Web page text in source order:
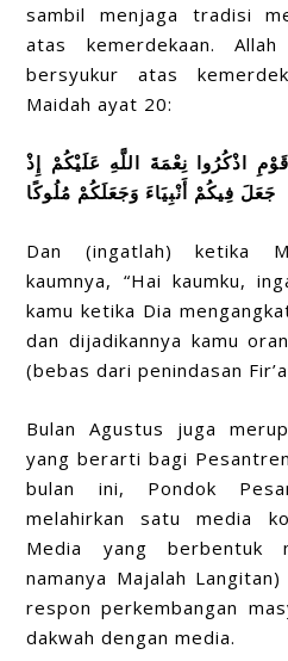
sambil menjaga tradisi
atas kemerdekaan.
bersyukur atas
Maidah ayat 20:
اذْكُرُوا نِعْمَةَ اللَّهِ عَلَيْكُمْ إِذْ
جَعَلَ فِيكُمْ أَنْبِيَاءَ وَجَعَلَكُمْ مُلُوكًا
Dan (ingatlah) ketika
kaumnya, “Hai kaumku,
kamu ketika Dia
dan dijadikannya kamu
(bebas dari penindasan
Bulan Agustus juga
yang berarti bagi
bulan ini, Pondok
melahirkan satu media
Media yang berbentuk
namanya Majalah
respon perkembangan
dakwah dengan media.